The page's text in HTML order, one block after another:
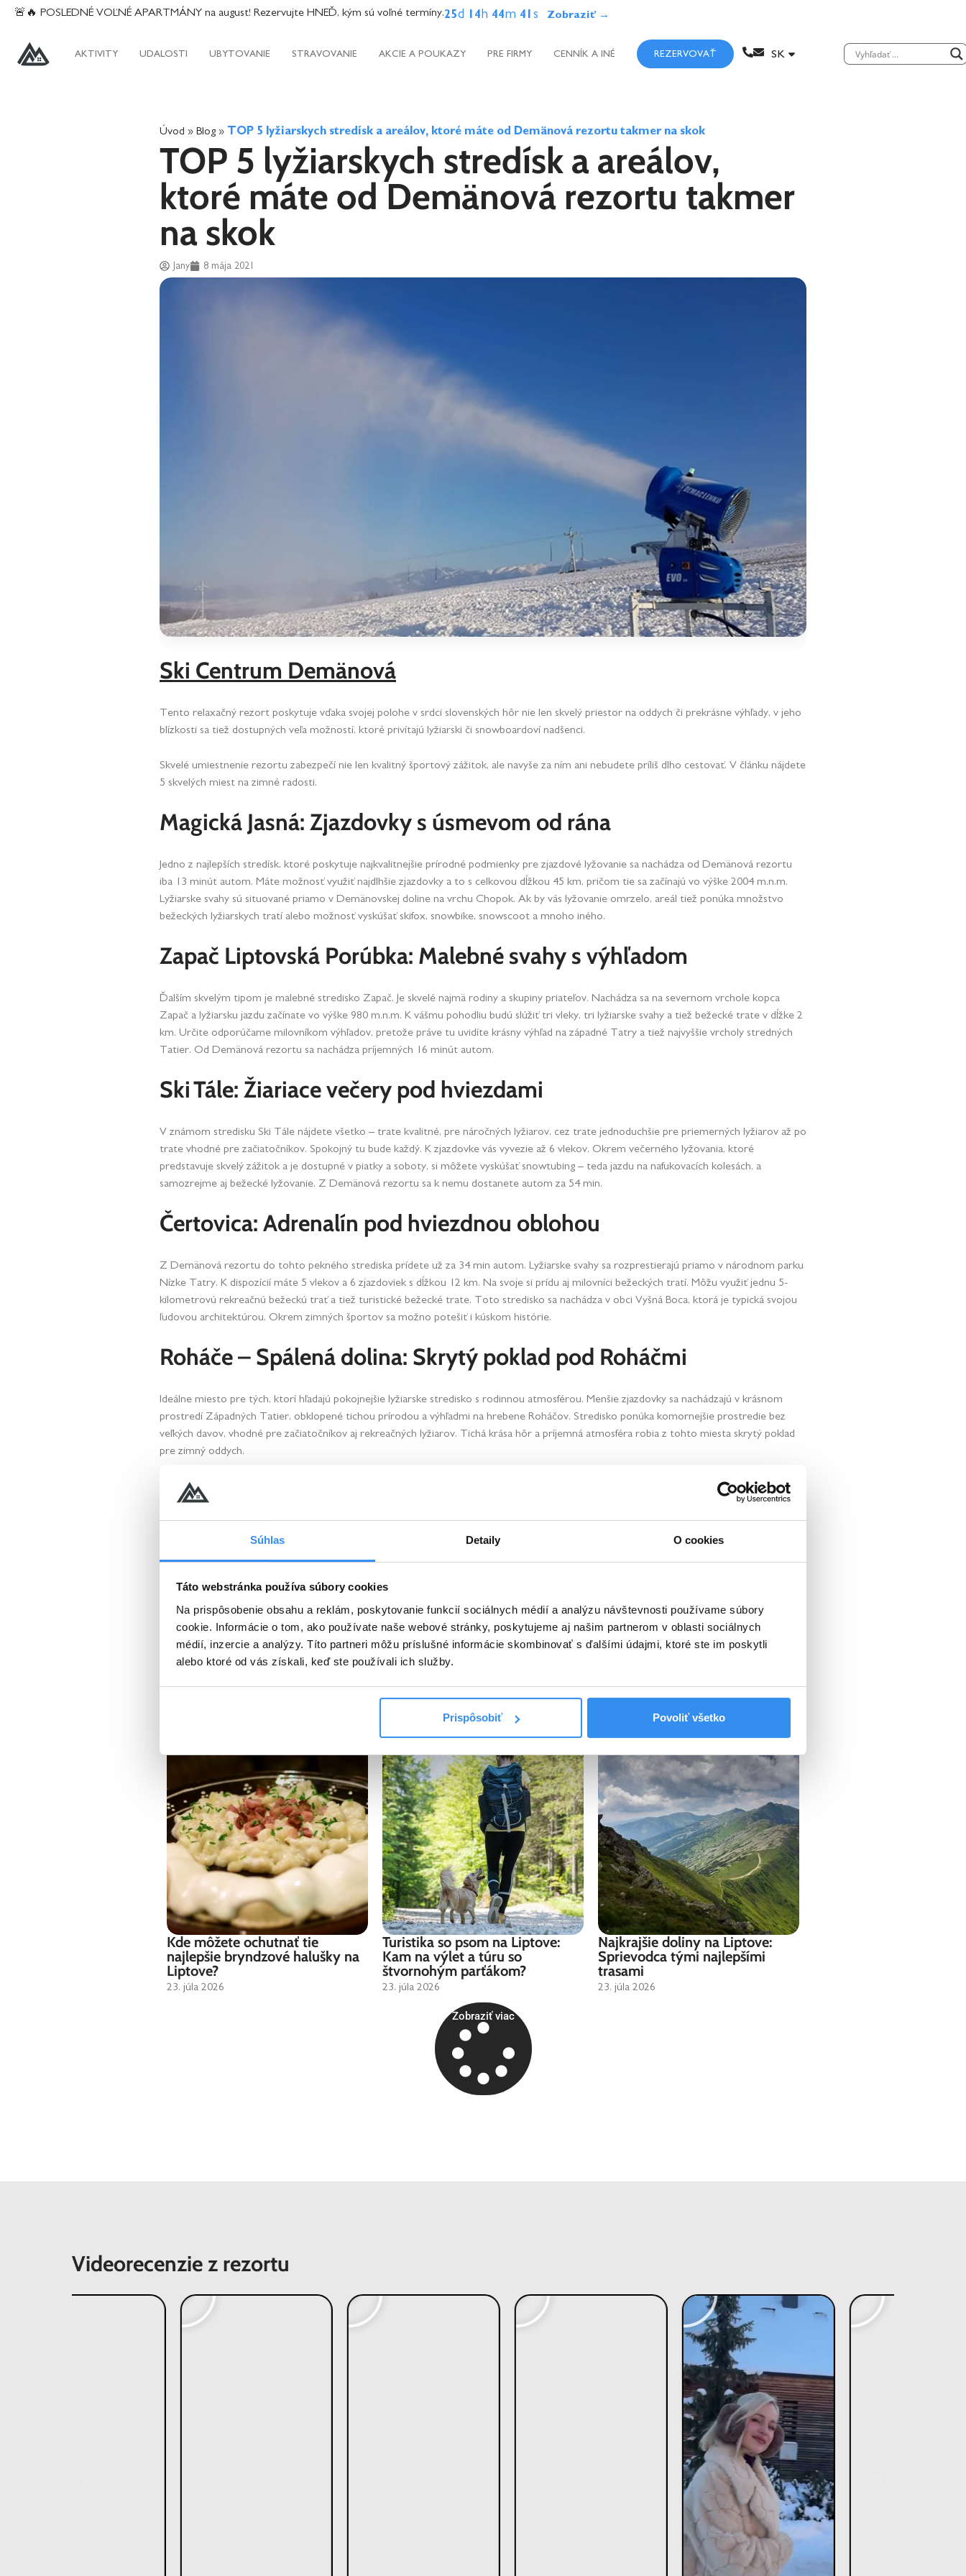
Súhlas Detaily O cookies
Táto webstránka používa súbory cookies
Na prispôsobenie obsahu a reklám, poskytovanie funkcií sociálnych médií a analýzu návštevnosti používame súbory
cookie. Informácie o tom, ako používate naše webové stránky, poskytujeme aj našim partnerom v oblasti sociálnych
médií, inzercie a analýzy. Títo partneri môžu príslušné informácie skombinovať s ďalšími údajmi, ktoré ste im poskytli
alebo ktoré od vás získali, keď ste používali ich služby.
Prispôsobiť Povoliť všetko
content
🚨🔥 POSLEDNÉ VOĽNÉ APARTMÁNY na august! Rezervujte HNEĎ, kým sú voľné termíny.25d 14 h 44m 40 s
AKTIVITY UDALOSTI UBYTOVANIE STRAVOVANIE AKCIE A POUKAZY PRE FIRMY CENNÍK A INÉ REZERVOVAŤ
Úvod » Blog » TOP 5 lyžiarskych stredísk a areálov, ktoré máte od Demänová rezortu takmer na skok
TOP 5 lyžiarskych stredísk a areálov,
ktoré máte od Demänová rezortu takmer
na skok
Jany 8 mája 2021
Ski Centrum Demänová
Tento relaxačný rezort poskytuje vďaka svojej polohe v srdci slovenských hôr nie len skvelý priestor na oddych či prekrásne výhľady, v jeho
blízkosti sa tiež dostupných veľa možností, ktoré privítajú lyžiarski či snowboardoví nadšenci.
Skvelé umiestnenie rezortu zabezpečí nie len kvalitný športový zážitok, ale navyše za ním ani nebudete príliš dlho cestovať. V článku nájdete
5 skvelých miest na zimné radosti.
Magická Jasná: Zjazdovky s úsmevom od rána
Jedno z najlepších stredísk, ktoré poskytuje najkvalitnejšie prírodné podmienky pre zjazdové lyžovanie sa nachádza od Demänová rezortu
iba 13 minút autom. Máte možnosť využiť najdlhšie zjazdovky a to s celkovou dĺžkou 45 km, pričom tie sa začínajú vo výške 2004 m.n.m.
Lyžiarske svahy sú situované priamo v Demänovskej doline na vrchu Chopok. Ak by vás lyžovanie omrzelo, areál tiež ponúka množstvo
bežeckých lyžiarskych tratí alebo možnosť vyskúšať skifox, snowbike, snowscoot a mnoho iného.
Zapač Liptovská Porúbka: Malebné svahy s výhľadom
Ďalším skvelým tipom je malebné stredisko Zapač. Je skvelé najmä rodiny a skupiny priateľov. Nachádza sa na severnom vrchole kopca
Zapač a lyžiarsku jazdu začínate vo výške 980 m.n.m. K vášmu pohodliu budú slúžiť tri vleky, tri lyžiarske svahy a tiež bežecké trate v dĺžke 2
km. Určite odporúčame milovníkom výhľadov, pretože práve tu uvidíte krásny výhľad na západné Tatry a tiež najvyššie vrcholy stredných
Tatier. Od Demänová rezortu sa nachádza príjemných 16 minút autom.
Ski Tále: Žiariace večery pod hviezdami
V známom stredisku Ski Tále nájdete všetko – trate kvalitné, pre náročných lyžiarov, cez trate jednoduchšie pre priemerných lyžiarov až po
trate vhodné pre začiatočníkov. Spokojný tu bude každý. K zjazdovke vás vyvezie až 6 vlekov. Okrem večerného lyžovania, ktoré
predstavuje skvelý zážitok a je dostupné v piatky a soboty, si môžete vyskúšať snowtubing – teda jazdu na nafukovacích kolesách, a
samozrejme aj bežecké lyžovanie. Z Demänová rezortu sa k nemu dostanete autom za 54 min.
Čertovica: Adrenalín pod hviezdnou oblohou
Z Demänová rezortu do tohto pekného strediska prídete už za 34 min autom. Lyžiarske svahy sa rozprestierajú priamo v národnom parku
Nízke Tatry. K dispozícií máte 5 vlekov a 6 zjazdoviek s dĺžkou 12 km. Na svoje si prídu aj milovníci bežeckých tratí. Môžu využiť jednu 5-
kilometrovú rekreačnú bežeckú trať a tiež turistické bežecké trate. Toto stredisko sa nachádza v obci Vyšná Boca, ktorá je typická svojou
ľudovou architektúrou. Okrem zimných športov sa možno potešiť i kúskom histórie.
Roháče – Spálená dolina: Skrytý poklad pod Roháčmi
Ideálne miesto pre tých, ktorí hľadajú pokojnejšie lyžiarske stredisko s rodinnou atmosférou. Menšie zjazdovky sa nachádzajú v krásnom
prostredí Západných Tatier, obklopené tichou prírodou a výhľadmi na hrebene Roháčov. Stredisko ponúka komornejšie prostredie bez
veľkých davov, vhodné pre začiatočníkov aj rekreačných lyžiarov. Tichá krása hôr a príjemná atmosféra robia z tohto miesta skrytý poklad
pre zimný oddych.
Pohodlie a oddych po lyžovačke – ubytovanie a wellness na
dosah
Po dni strávenom na svahu si môžete dopriať zaslúžený oddych priamo vubytovaní Demänová Rezort. K dispozícii sú moderné apartmány
služby pre regeneráciu tela aj mysle. Všetko, čo potrebujete pre pohodlný záver dňa, máte na dosah.
Dátum poslednej aktualizácie článku: 27 októbra 2025
Kde môžete ochutnať tie
najlepšie bryndzové halušky na
Liptove?
23. júla 2026
Turistika so psom na Liptove:
Kam na výlet a túru so
štvornohým parťákom?
23. júla 2026
Najkrajšie doliny na Liptove:
Sprievodca tými najlepšími
trasami
23. júla 2026
Zobraziť viac
Videorecenzie z rezortu